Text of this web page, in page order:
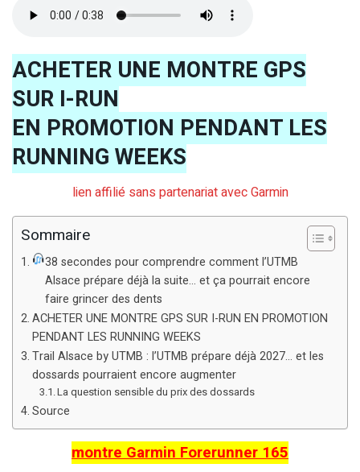
ACHETER UNE MONTRE GPS
SUR I-RUN
EN PROMOTION PENDANT LES
RUNNING WEEKS
lien affilié sans partenariat avec Garmin
Sommaire
38 secondes pour comprendre comment l’UTMB
Alsace prépare déjà la suite… et ça pourrait encore
faire grincer des dents
ACHETER UNE MONTRE GPS SUR I-RUN EN PROMOTION
PENDANT LES RUNNING WEEKS
Trail Alsace by UTMB : l’UTMB prépare déjà 2027… et les
dossards pourraient encore augmenter
La question sensible du prix des dossards
Source
montre Garmin Forerunner 165